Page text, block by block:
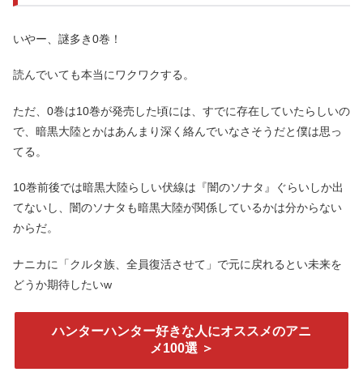
いやー、謎多き0巻！
読んでいても本当にワクワクする。
ただ、0巻は10巻が発売した頃には、すでに存在していたらしいの
で、暗黒大陸とかはあんまり深く絡んでいなさそうだと僕は思っ
てる。
10巻前後では暗黒大陸らしい伏線は『闇のソナタ』ぐらいしか出
てないし、闇のソナタも暗黒大陸が関係しているかは分からない
からだ。
ナニカに「クルタ族、全員復活させて」で元に戻れるとい未来を
どうか期待したいw
ハンターハンター好きな人にオススメのアニ
メ100選 ＞